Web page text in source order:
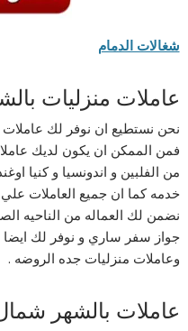
شغالات الدمام
عاملات منزليات
نحن نستطيع ان نوفر لك
فمن الممكن ان يكون لديك
من الفلبين و اندونسيا و كنيا
خدمه كما ان جميع العاملات علي
نضمن لك العماله من الناحيه
جواز سفر ساري و نوفر لك ايضا
وعاملات منزليات جده الروضه .
عاملات بالشهر